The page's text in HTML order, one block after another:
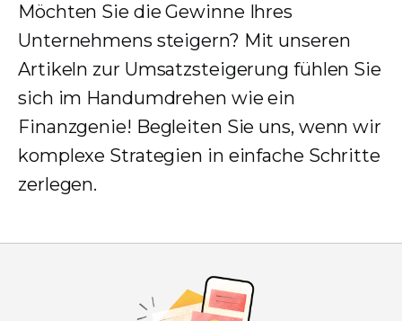
Möchten Sie die Gewinne Ihres
Unternehmens steigern? Mit unseren
Artikeln zur Umsatzsteigerung fühlen Sie
sich im Handumdrehen wie ein
Finanzgenie! Begleiten Sie uns, wenn wir
komplexe Strategien in einfache Schritte
zerlegen.